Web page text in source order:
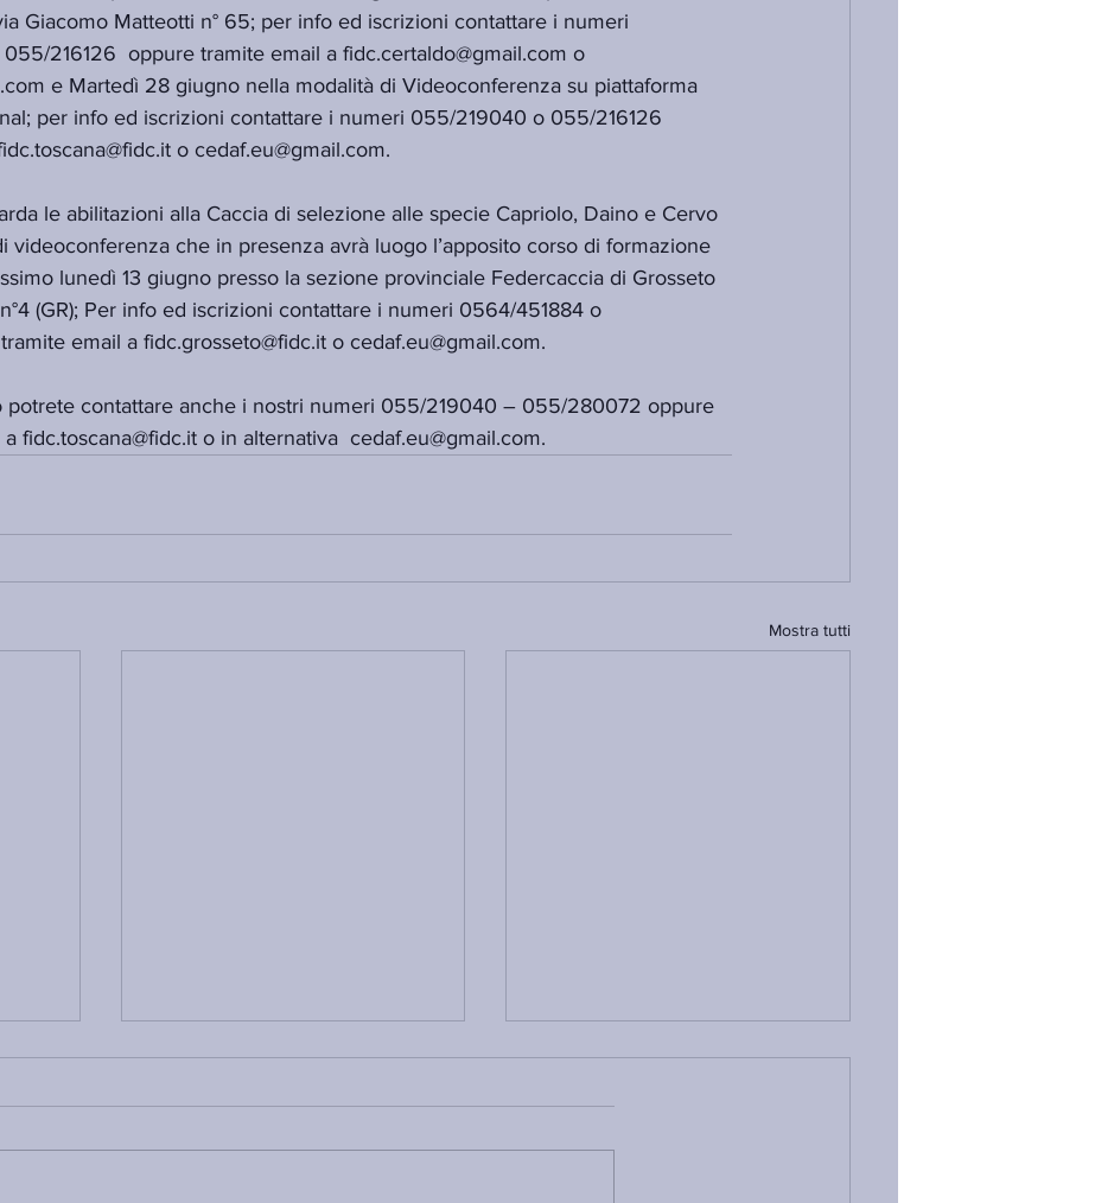
Giacomo Matteotti n° 65; per info ed iscrizioni contattare i numeri
216126  oppure tramite email a fidc.certaldo@gmail.com o
e Martedì 28 giugno nella modalità di Videoconferenza su piattaforma
per info ed iscrizioni contattare i numeri 055/219040 o 055/216126
o cedaf.eu@gmail.com.
le abilitazioni alla Caccia di selezione alle specie Capriolo, Daino e Cervo
videoconferenza che in presenza avrà luogo l’apposito corso di formazione
lunedì 13 giugno presso la sezione provinciale Federcaccia di Grosseto
(GR); Per info ed iscrizioni contattare i numeri 0564/451884 o
email a fidc.grosseto@fidc.it o cedaf.eu@gmail.com.
potrete contattare anche i nostri numeri 055/219040 – 055/280072 oppure
fidc.toscana@fidc.it o in alternativa  cedaf.eu@gmail.com.
Mostra tutti